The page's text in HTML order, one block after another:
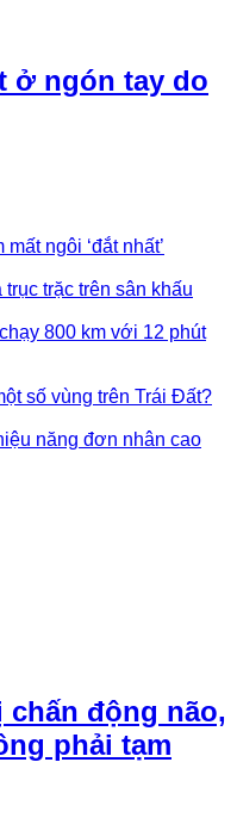
ở ngón tay do
ngôi ‘đắt nhất’
trặc trên sân khấu
800 km với 12 phút
số vùng trên Trái Đất?
năng đơn nhân cao
chấn động não,
phải tạm